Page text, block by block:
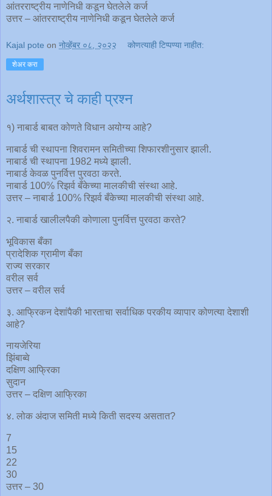
आंतरराष्ट्रीय नाणेनिधी कडून घेतलेले कर्ज
उत्तर – आंतरराष्ट्रीय नाणेनिधी कडून घेतलेले कर्ज
Kajal pote on नोव्हेंबर ०८, २०२२ कोणत्याही टिप्पण्‍या नाहीत:
शेअर करा
अर्थशास्त्र चे काही प्रश्न
१) नाबार्ड बाबत कोणते विधान अयोग्य आहे?
नाबार्ड ची स्थापना शिवरामन समितीच्या शिफारशीनुसार झाली.
नाबार्ड ची स्थापना 1982 मध्ये झाली.
नाबार्ड केवळ पुनर्वित्त पुरवठा करते.
नाबार्ड 100% रिझर्व बँकेच्या मालकीची संस्था आहे.
उत्तर – नाबार्ड 100% रिझर्व बँकेच्या मालकीची संस्था आहे.
२. नाबार्ड खालीलपैकी कोणाला पुनर्वित्त पुरवठा करते?
भूविकास बँका
प्रादेशिक ग्रामीण बँका
राज्य सरकार
वरील सर्व
उत्तर – वरील सर्व
३. आफ्रिकन देशांपैकी भारताचा सर्वाधिक परकीय व्यापार कोणत्या देशाशी
आहे?
नायजेरिया
झिंबाब्वे
दक्षिण आफ्रिका
सुदान
उत्तर – दक्षिण आफ्रिका
४. लोक अंदाज समिती मध्ये किती सदस्य असतात?
7
15
22
30
उत्तर – 30